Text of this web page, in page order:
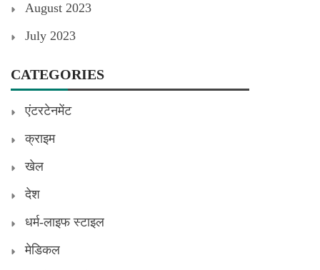
August 2023
July 2023
CATEGORIES
एंटरटेनमेंट
क्राइम
खेल
देश
धर्म-लाइफ स्टाइल
मेडिकल